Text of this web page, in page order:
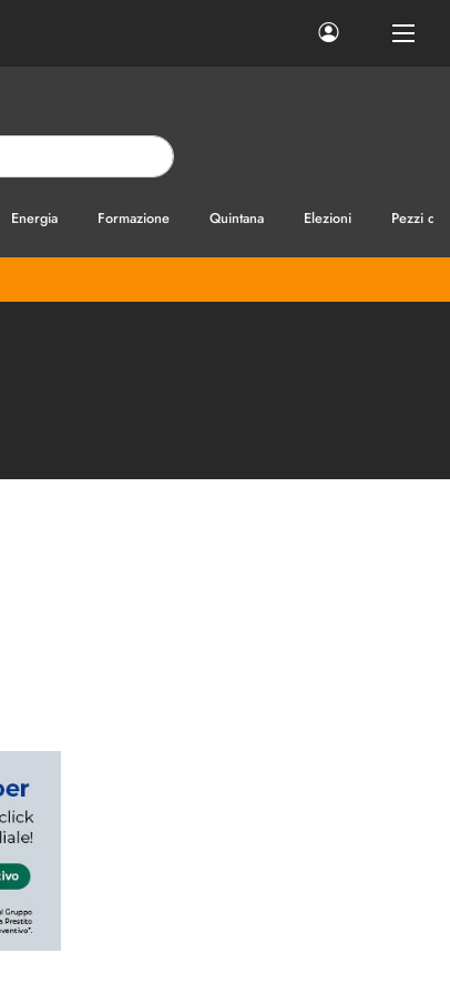
Energia Formazione Quintana Elezioni Pezzi di